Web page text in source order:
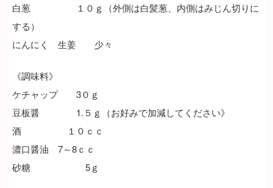
白葱 １０ｇ（外側は白髪葱、内側はみじん切りに
する）
にんにく 生姜 少々
《調味料》
ケチャップ 3０ｇ
豆板醤 1.５ｇ（お好みで加減してください》
酒 １０ｃｃ
濃口醤油 7～8ｃｃ
砂糖 5ｇ